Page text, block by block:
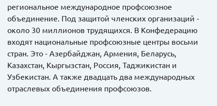
региональное международное профсоюзное
объединение. Под защитой членских организаций -
около 30 миллионов трудящихся. В Конфедерацию
входят национальные профсоюзные центры восьми
стран. Это - Азербайджан, Армения, Беларусь,
Казахстан, Кыргызстан, Россия, Таджикистан и
Узбекистан. А также двадцать два международных
отраслевых объединения профсоюзов.